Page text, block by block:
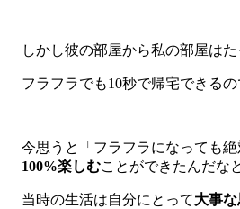
しかし彼の部屋から私の部屋はた
フラフラでも10秒で帰宅できる
今思うと「フラフラになっても
100%楽しむことができたんだな
当時の生活は自分にとって大事